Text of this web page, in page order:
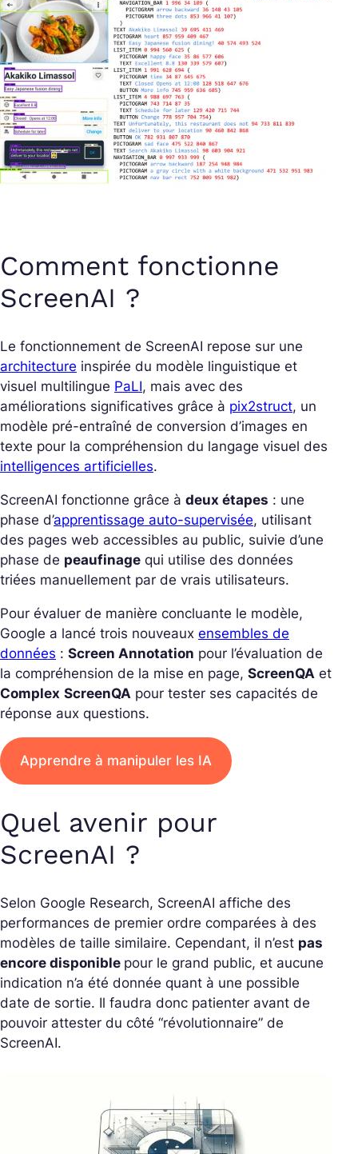
Comment fonctionne
ScreenAI ?
Le fonctionnement de ScreenAI repose sur une
architecture inspirée du modèle linguistique et
visuel multilingue PaLI, mais avec des
améliorations significatives grâce à pix2struct, un
modèle pré-entraîné de conversion d’images en
texte pour la compréhension du langage visuel des
intelligences artificielles.
ScreenAI fonctionne grâce à deux étapes : une
phase d’apprentissage auto-supervisée, utilisant
des pages web accessibles au public, suivie d’une
phase de peaufinage qui utilise des données
triées manuellement par de vrais utilisateurs.
Pour évaluer de manière concluante le modèle,
Google a lancé trois nouveaux ensembles de
données : Screen Annotation pour l’évaluation de
la compréhension de la mise en page, ScreenQA et
Complex ScreenQA pour tester ses capacités de
réponse aux questions.
Apprendre à manipuler les IA
Quel avenir pour
ScreenAI ?
Selon Google Research, ScreenAI affiche des
performances de premier ordre comparées à des
modèles de taille similaire. Cependant, il n’est pas
encore disponible pour le grand public, et aucune
indication n’a été donnée quant à une possible
date de sortie. Il faudra donc patienter avant de
pouvoir attester du côté “révolutionnaire” de
ScreenAI.